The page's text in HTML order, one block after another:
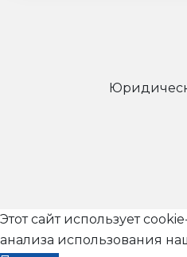
Этот сайт использует
анализа использования